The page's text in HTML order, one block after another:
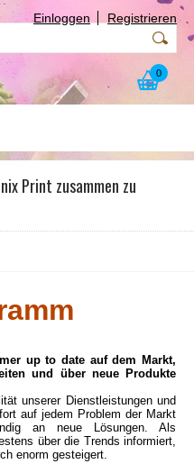
Einloggen Registrieren
0
Print zusammen zu
up to date auf dem Markt,
und über neue Produkte
unserer Dienstleistungen und
auf jedem Problem der Markt
an neue Lösungen. Als
über die Trends informiert,
enorm gesteigert.